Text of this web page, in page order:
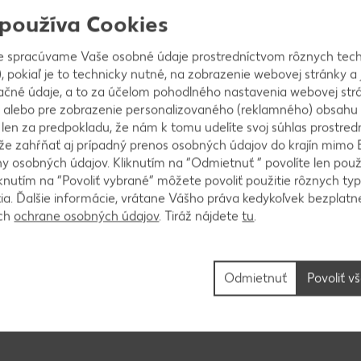
bylinky, oriešky, múku, vajce a jemné maslo s
mäsa. Vložíme do rúry a pri teplote 200 °C
až 20 minút.
a za stáleho miešania varíme cca 7 až 9
a trochu povaríme. Primiešame najemno
premiešame, krátko zohrejeme, po odstavení
Cookies
spracúvame Vaše osobné údaje prostredníctvom rôznych
pokiaľ je to technicky nutné, na zobrazenie webovej stránky
údaje, a to za účelom pohodlného nastavenia webovej
pre zobrazenie personalizovaného (reklamného)
za predpokladu, že nám k tomu udelíte svoj súhlas
zahŕňať aj prípadný prenos osobných údajov do krajín mimo
osobných údajov. Kliknutím na “Odmietnuť ” povolíte len
na “Povoliť vybrané” môžete povoliť použitie rôznych
Ďalšie informácie, vrátane Vášho práva kedykoľvek
ochrane osobných údajov. Tiráž nájdetetu.
Odmietnuť Povoliť